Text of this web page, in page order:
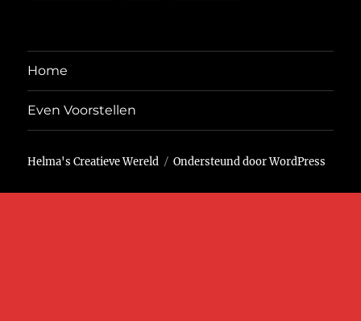
Home
Even Voorstellen
Helma's Creatieve Wereld Ondersteund door WordPress